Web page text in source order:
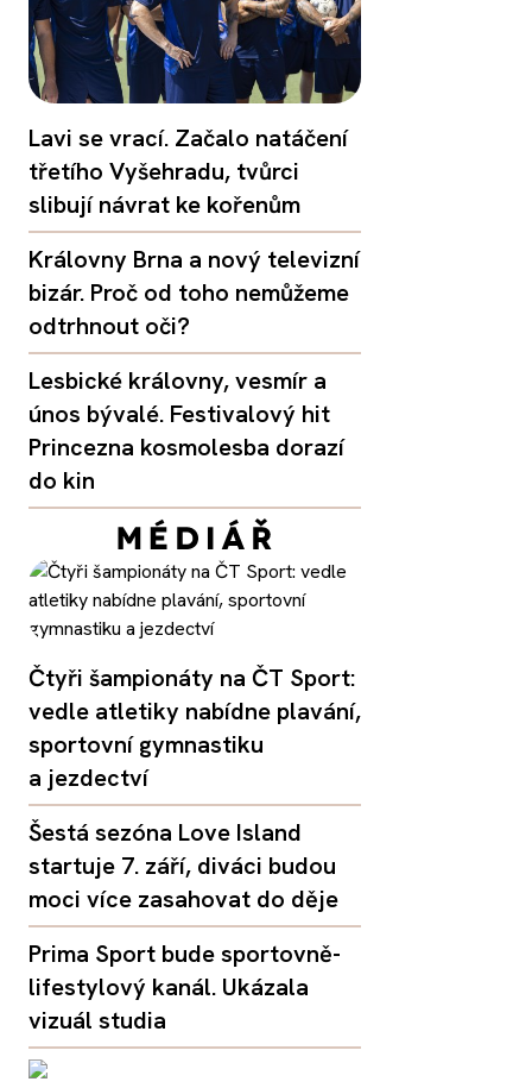
Lavi se vrací. Začalo natáčení
třetího Vyšehradu, tvůrci
slibují návrat ke kořenům
Královny Brna a nový televizní
bizár. Proč od toho nemůžeme
odtrhnout oči?
Lesbické královny, vesmír a
únos bývalé. Festivalový hit
Princezna kosmolesba dorazí
do kin
Čtyři šampionáty na ČT Sport:
vedle atletiky nabídne plavání,
sportovní gymnastiku
a jezdectví
Šestá sezóna Love Island
startuje 7. září, diváci budou
moci více zasahovat do děje
Prima Sport bude sportovně-
lifestylový kanál. Ukázala
vizuál studia